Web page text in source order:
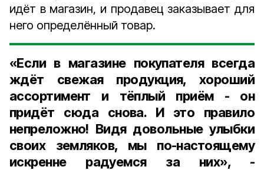
идёт в магазин, и продавец заказывает для
него определённый товар.
«Если в магазине покупателя всегда
ждёт свежая продукция, хороший
ассортимент и тёплый приём - он
придёт сюда снова. И это правило
непреложно! Видя довольные улыбки
своих земляков, мы по-настоящему
искренне радуемся за них», -